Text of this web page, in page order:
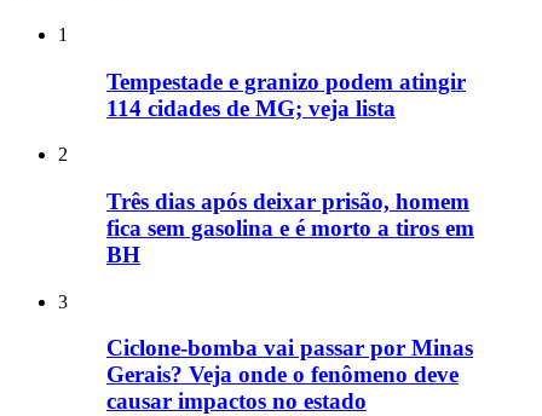
1
Tempestade e granizo podem atingir
114 cidades de MG; veja lista
2
Três dias após deixar prisão, homem
fica sem gasolina e é morto a tiros em
BH
3
Ciclone-bomba vai passar por Minas
Gerais? Veja onde o fenômeno deve
causar impactos no estado